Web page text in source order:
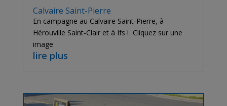
Calvaire Saint-Pierre
En campagne au Calvaire Saint-Pierre, à
Hérouville Saint-Clair et à Ifs ! Cliquez sur une
image
lire plus